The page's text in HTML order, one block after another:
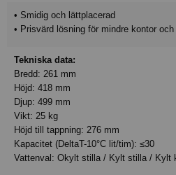
• Smidig och lättplacerad
• Prisvärd lösning för mindre kontor
Tekniska data:
Bredd: 261 mm
Höjd: 418 mm
Djup: 499 mm
Vikt: 25 kg
Höjd till tappning: 276 mm
Kapacitet (DeltaT-10°C lit/tim): ≤30
Vattenval: Okylt stilla / Kylt stilla / Kylt